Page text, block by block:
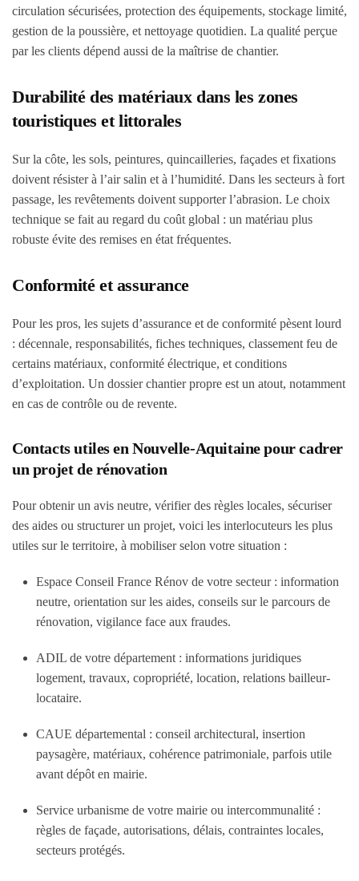
circulation sécurisées, protection des équipements, stockage limité,
gestion de la poussière, et nettoyage quotidien. La qualité perçue
par les clients dépend aussi de la maîtrise de chantier.
Durabilité des matériaux dans les zones
touristiques et littorales
Sur la côte, les sols, peintures, quincailleries, façades et fixations
doivent résister à l’air salin et à l’humidité. Dans les secteurs à fort
passage, les revêtements doivent supporter l’abrasion. Le choix
technique se fait au regard du coût global : un matériau plus
robuste évite des remises en état fréquentes.
Conformité et assurance
Pour les pros, les sujets d’assurance et de conformité pèsent lourd
: décennale, responsabilités, fiches techniques, classement feu de
certains matériaux, conformité électrique, et conditions
d’exploitation. Un dossier chantier propre est un atout, notamment
en cas de contrôle ou de revente.
Contacts utiles en Nouvelle-Aquitaine pour cadrer
un projet de rénovation
Pour obtenir un avis neutre, vérifier des règles locales, sécuriser
des aides ou structurer un projet, voici les interlocuteurs les plus
utiles sur le territoire, à mobiliser selon votre situation :
Espace Conseil France Rénov de votre secteur : information
neutre, orientation sur les aides, conseils sur le parcours de
rénovation, vigilance face aux fraudes.
ADIL de votre département : informations juridiques
logement, travaux, copropriété, location, relations bailleur-
locataire.
CAUE départemental : conseil architectural, insertion
paysagère, matériaux, cohérence patrimoniale, parfois utile
avant dépôt en mairie.
Service urbanisme de votre mairie ou intercommunalité :
règles de façade, autorisations, délais, contraintes locales,
secteurs protégés.